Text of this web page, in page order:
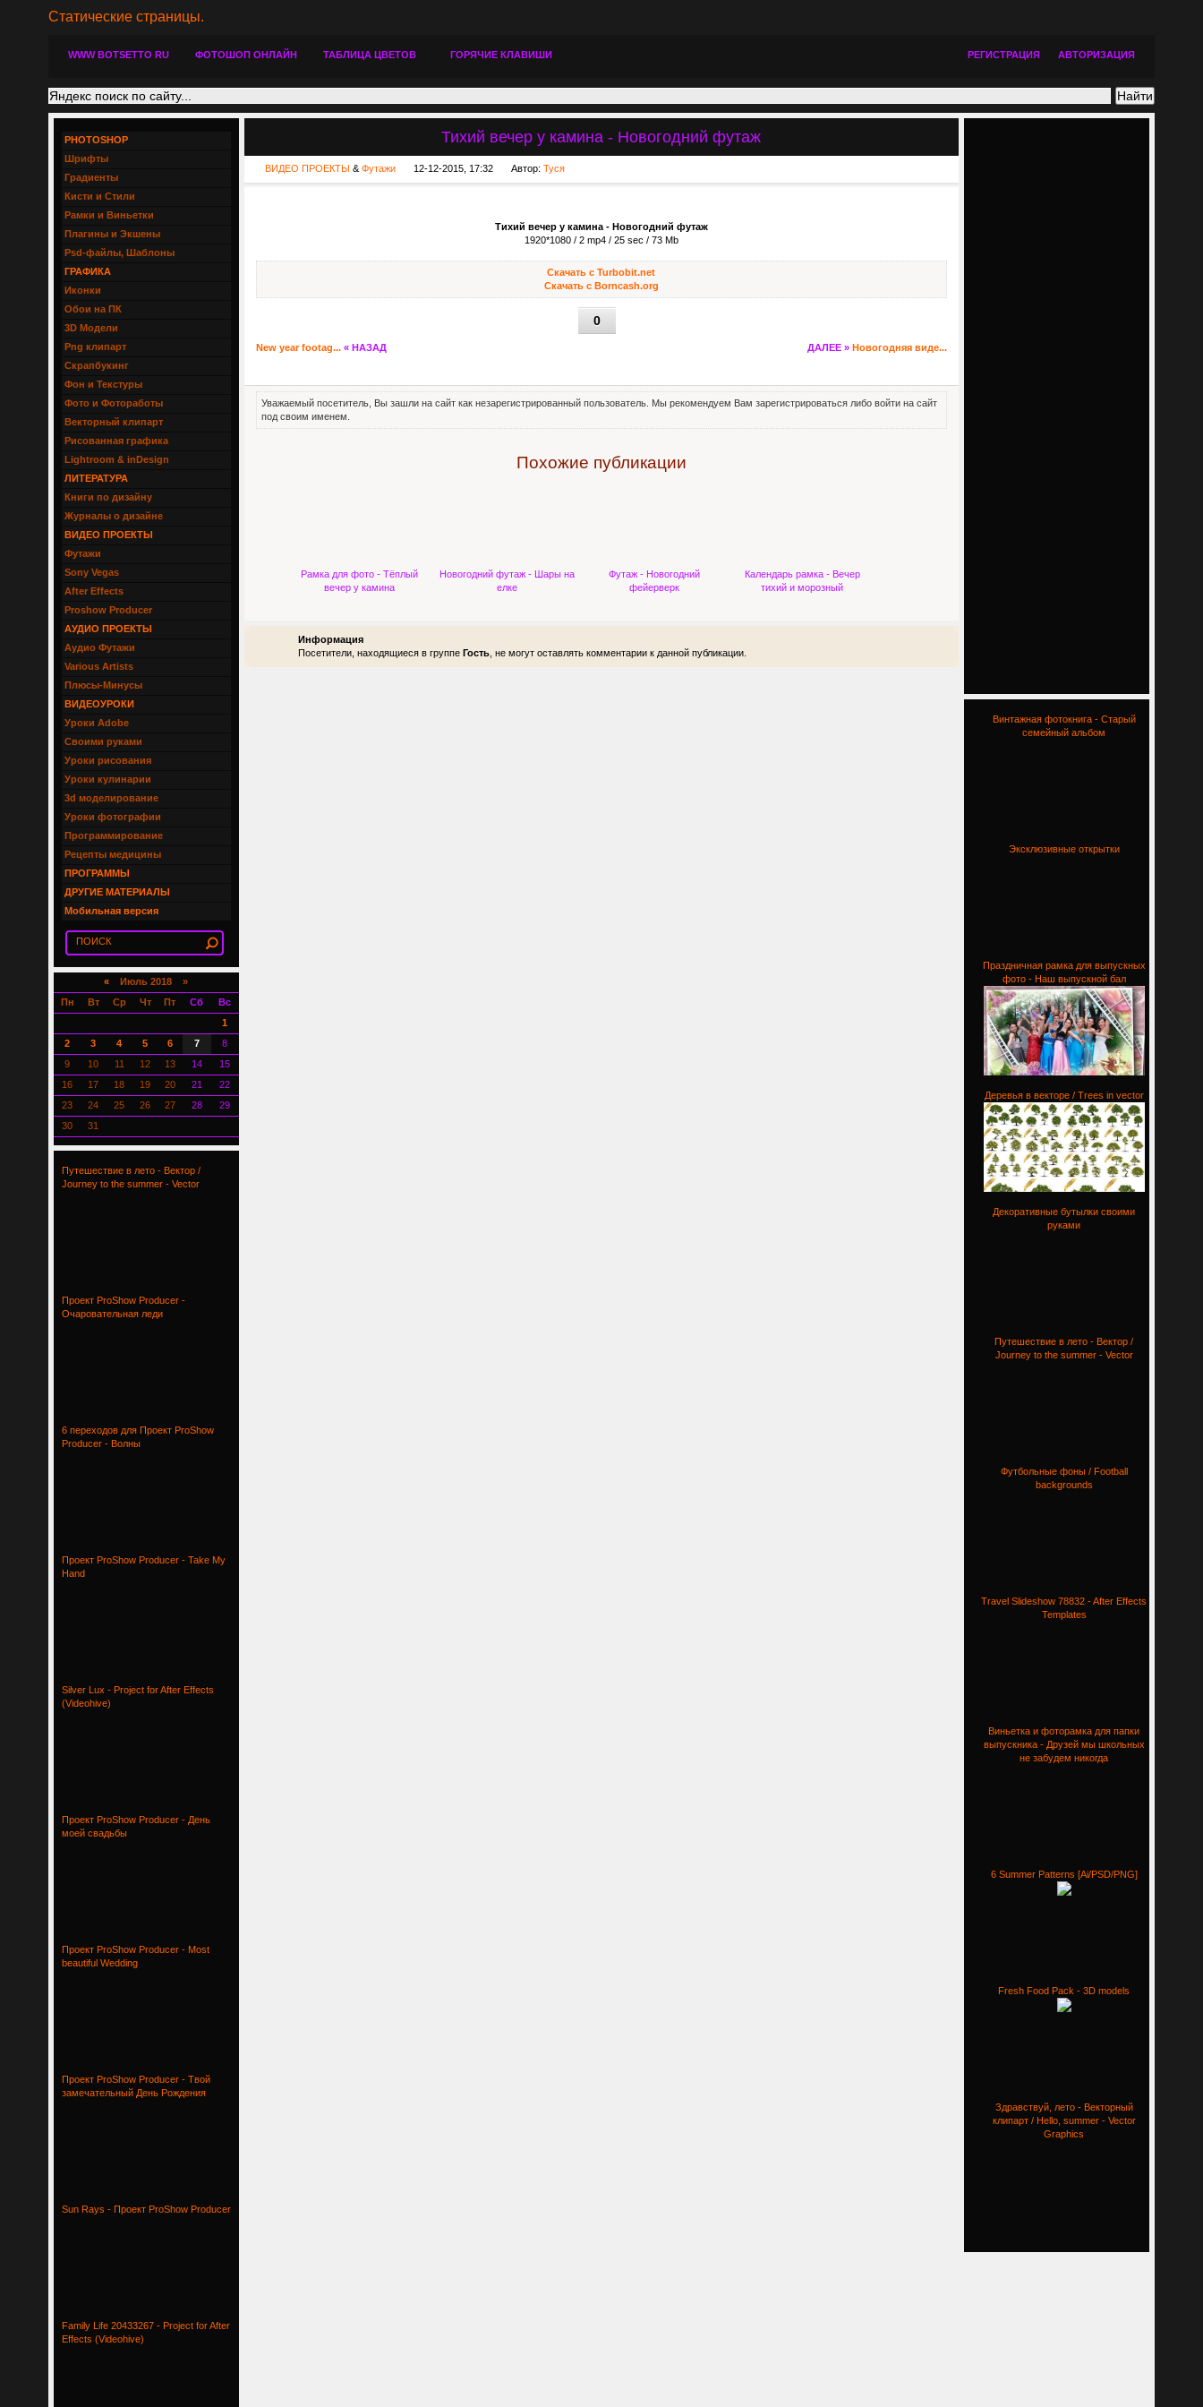
Статические страницы.
WWW BOTSETTO RU ФОТОШОП ОНЛАЙН ТАБЛИЦА ЦВЕТОВ ГОРЯЧИЕ КЛАВИШИ РЕГИСТРАЦИЯ АВТОРИЗАЦИЯ
Тихий вечер у камина - Новогодний футаж
ВИДЕО ПРОЕКТЫ & Футажи 12-12-2015, 17:32 Автор: Туся
Тихий вечер у камина - Новогодний футаж
1920*1080 / 2 mp4 / 25 sec / 73 Mb
Скачать с Turbobit.net
Скачать с Borncash.org
0
New year footag... « НАЗАД ДАЛЕЕ » Новогодняя виде...
Уважаемый посетитель, Вы зашли на сайт как незарегистрированный пользователь. Мы рекомендуем Вам зарегистрироваться либо войти на сайт
под своим именем.
Похожие публикации
Рамка для фото - Тёплый
вечер у камина
Новогодний футаж - Шары на
елке
Футаж - Новогодний
фейерверк
Календарь рамка - Вечер
тихий и морозный
Информация
Посетители, находящиеся в группе Гость, не могут оставлять комментарии к данной публикации.
Винтажная фотокнига - Старый
семейный альбом
Эксклюзивные открытки
Праздничная рамка для выпускных
фото - Наш выпускной бал
Деревья в векторе / Trees in vector
Декоративные бутылки своими
руками
Путешествие в лето - Вектор /
Journey to the summer - Vector
Футбольные фоны / Football
backgrounds
Travel Slideshow 78832 - After Effects
Templates
Виньетка и фоторамка для папки
выпускника - Друзей мы школьных
не забудем никогда
6 Summer Patterns [Ai/PSD/PNG]
Fresh Food Pack - 3D models
Здравствуй, лето - Векторный
клипарт / Hello, summer - Vector
Graphics
PHOTOSHOP
Шрифты
Градиенты
Кисти и Стили
Рамки и Виньетки
Плагины и Экшены
Psd-файлы, Шаблоны
ГРАФИКА
Иконки
Обои на ПК
3D Модели
Png клипарт
Скрапбукинг
Фон и Текстуры
Фото и Фотоработы
Векторный клипарт
Рисованная графика
Lightroom & inDesign
ЛИТЕРАТУРА
Книги по дизайну
Журналы о дизайне
ВИДЕО ПРОЕКТЫ
Футажи
Sony Vegas
After Effects
Proshow Producer
АУДИО ПРОЕКТЫ
Аудио Футажи
Various Artists
Плюсы-Минусы
ВИДЕОУРОКИ
Уроки Adobe
Своими руками
Уроки рисования
Уроки кулинарии
3d моделирование
Уроки фотографии
Программирование
Рецепты медицины
ПРОГРАММЫ
ДРУГИЕ МАТЕРИАЛЫ
Мобильная версия
« Июль 2018 »
Пн
Вт Ср Чт Пт Сб
Вс
1
2
3 4 5 6 7
8
9
10 11 12 13 14
15
16
17 18 19 20 21
22
23
24 25 26 27 28
29
30
31
Путешествие в лето - Вектор /
Journey to the summer - Vector
Проект ProShow Producer -
Очаровательная леди
6 переходов для Проект ProShow
Producer - Волны
Проект ProShow Producer - Take My
Hand
Silver Lux - Project for After Effects
(Videohive)
Проект ProShow Producer - День
моей свадьбы
Проект ProShow Producer - Most
beautiful Wedding
Проект ProShow Producer - Твой
замечательный День Рождения
Sun Rays - Проект ProShow Producer
Family Life 20433267 - Project for After
Effects (Videohive)